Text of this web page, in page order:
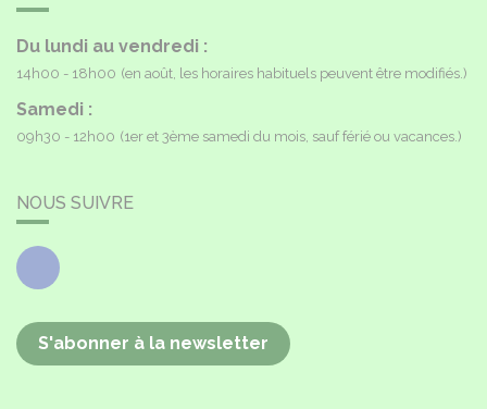
Du lundi au vendredi :
14h00 - 18h00 (en août, les horaires habituels peuvent être modifiés.)
Samedi :
09h30 - 12h00 (1er et 3ème samedi du mois, sauf férié ou vacances.)
NOUS SUIVRE
Facebook
S'abonner à la newsletter